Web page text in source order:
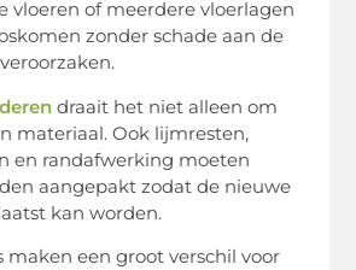
vloeren of meerdere vloerlagen
zonder schade aan de
draait het niet alleen om
materiaal. Ook lijmresten,
en randafwerking moeten
aangepakt zodat de nieuwe
kan worden.
maken een groot verschil voor